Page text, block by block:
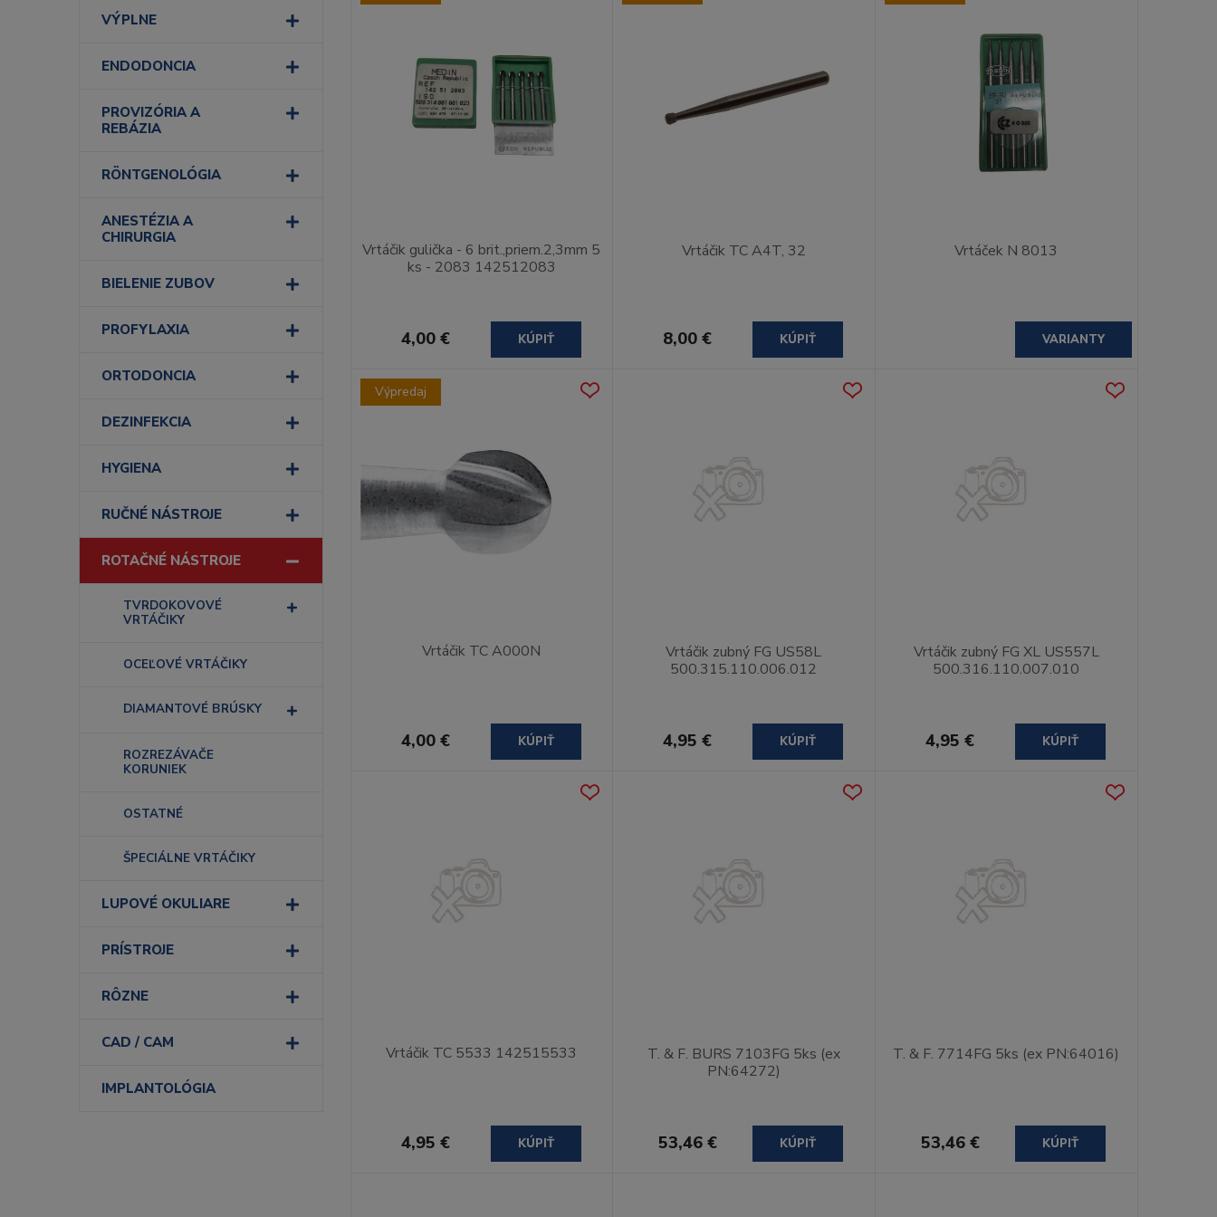
VÝPLNE
ENDODONCIA
PROVIZÓRIA A
REBÁZIA
RÖNTGENOLÓGIA
ANESTÉZIA A
CHIRURGIA
BIELENIE ZUBOV
PROFYLAXIA
ORTODONCIA
DEZINFEKCIA
HYGIENA
RUČNÉ NÁSTROJE
ROTAČNÉ NÁSTROJE
TVRDOKOVOVÉ
VRTÁČIKY
OCEĽOVÉ VRTÁČIKY
DIAMANTOVÉ BRÚSKY
ROZREZÁVAČE
KORUNIEK
OSTATNÉ
ŠPECIÁLNE VRTÁČIKY
LUPOVÉ OKULIARE
PRÍSTROJE
RÔZNE
CAD / CAM
IMPLANTOLÓGIA
Vrtáčik gulička - 6 brit.,priem.2,3mm 5
ks - 2083 142512083
4,00 € KÚPIŤ
Vrtáčik TC A4T, 32
8,00 € KÚPIŤ
Vrtáček N 8013
VARIANTY
Výpredaj
Vrtáčik TC A000N
4,00 € KÚPIŤ
Vrtáčik zubný FG US58L
500.315.110.006.012
4,95 € KÚPIŤ
Vrtáčik zubný FG XL US557L
500.316.110.007.010
4,95 € KÚPIŤ
Vrtáčik TC 5533 142515533
4,95 € KÚPIŤ
T. & F. BURS 7103FG 5ks (ex
PN:64272)
53,46 € KÚPIŤ
T. & F. 7714FG 5ks (ex PN:64016)
53,46 € KÚPIŤ